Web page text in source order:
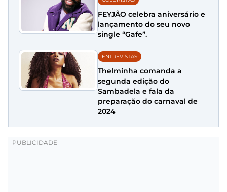
FEYJÃO celebra aniversário e
lançamento do seu novo
single “Gafe”.
ENTREVISTAS
Thelminha comanda a
segunda edição do
Sambadela e fala da
preparação do carnaval de
2024